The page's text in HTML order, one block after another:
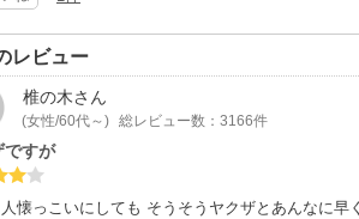
レビュー
椎の木さん
(女性/60代～) 総レビュー数：3166件
ですが
懐っこいにしても そうそうヤクザとあんなに